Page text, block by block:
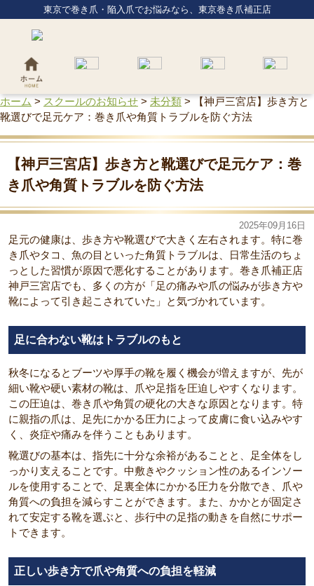
東京で巻き爪・陥入爪でお悩みなら、東京巻き爪補正店
ホーム > スクールのお知らせ > 未分類 >
【神戸三宮店】歩き方と
靴選びで足元ケア：巻き爪や角質トラブルを防ぐ方法
【神戸三宮店】歩き方と靴選びで足元ケア：巻
き爪や角質トラブルを防ぐ方法
2025年09月16日
足元の健康は、歩き方や靴選びで大きく左右されます。特に巻
き爪やタコ、魚の目といった角質トラブルは、日常生活のちょ
っとした習慣が原因で悪化することがあります。巻き爪補正店
神戸三宮店でも、多くの方が「足の痛みや爪の悩みが歩き方や
靴によって引き起こされていた」と気づかれています。
足に合わない靴はトラブルのもと
秋冬になるとブーツや厚手の靴を履く機会が増えますが、先が
細い靴や硬い素材の靴は、爪や足指を圧迫しやすくなります。
この圧迫は、巻き爪や角質の硬化の大きな原因となります。特
に親指の爪は、足先にかかる圧力によって皮膚に食い込みやす
く、炎症や痛みを伴うこともあります。
靴選びの基本は、指先に十分な余裕があることと、足全体をし
っかり支えることです。中敷きやクッション性のあるインソー
ルを使用することで、足裏全体にかかる圧力を分散でき、爪や
角質への負担を減らすことができます。また、かかとが固定さ
れて安定する靴を選ぶと、歩行中の足指の動きを自然にサポー
トできます。
正しい歩き方で爪や角質への負担を軽減